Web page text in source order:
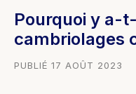
Pourquoi y a-
cambriolages
PUBLIÉ 17 AOÛT 2023